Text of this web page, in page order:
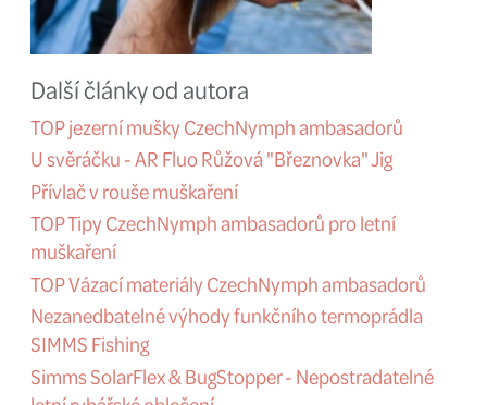
Měl bych pro Vás tip na jeden
Rád chodím na ryby tzv. na
snažím hledat místa, kam
taková místa jsou většinou
nepřístupným terénem. A na